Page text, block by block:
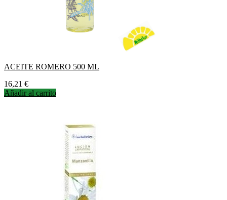
ACEITE ROMERO 500 ML
Precio
16,21 €
Añadir al carrito